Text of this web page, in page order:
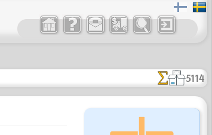
5114